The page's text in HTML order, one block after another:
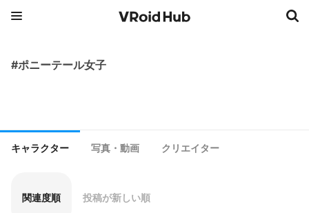
#ポニーテール女子
キャラクター 写真・動画 クリエイター
関連度順 投稿が新しい順